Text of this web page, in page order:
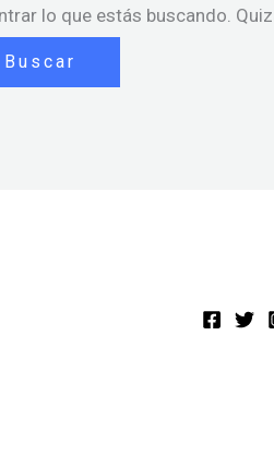
lo que estás buscando.